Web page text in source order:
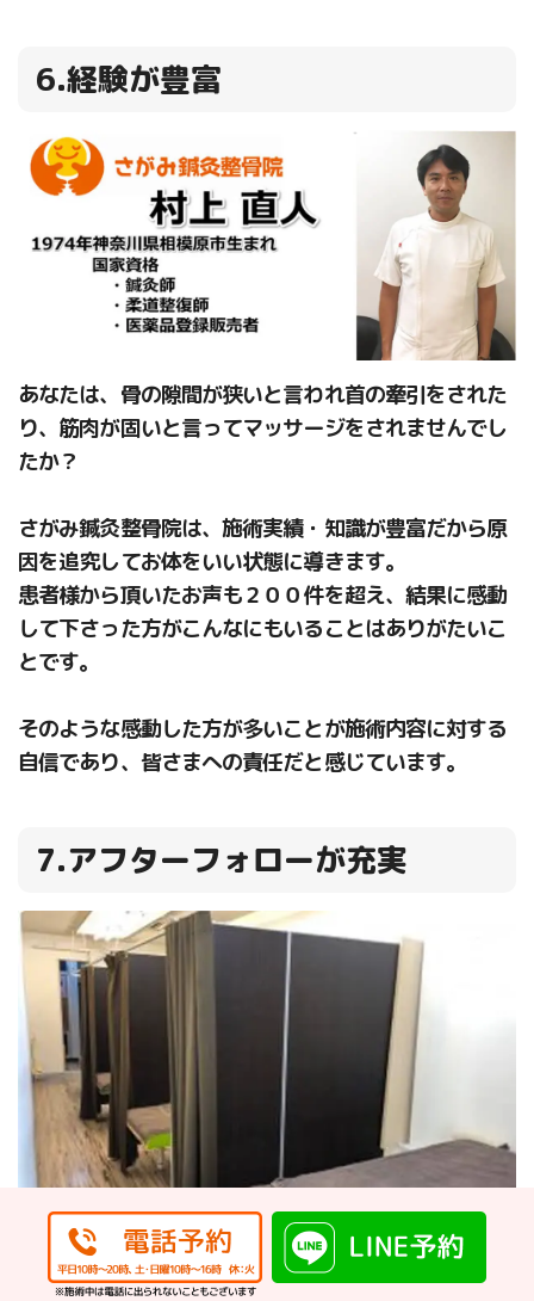
6.経験が豊富
あなたは、骨の隙間が狭いと言われ首の牽引をされた
り、筋肉が固いと言ってマッサージをされませんでし
たか？
さがみ鍼灸整骨院は、施術実績・知識が豊富だから原
因を追究してお体をいい状態に導きます。
患者様から頂いたお声も２００件を超え、結果に感動
して下さった方がこんなにもいることはありがたいこ
とです。
そのような感動した方が多いことが施術内容に対する
自信であり、皆さまへの責任だと感じています。
7.アフターフォローが充実
施術後、生活をしていると何か不安なことが色々と見